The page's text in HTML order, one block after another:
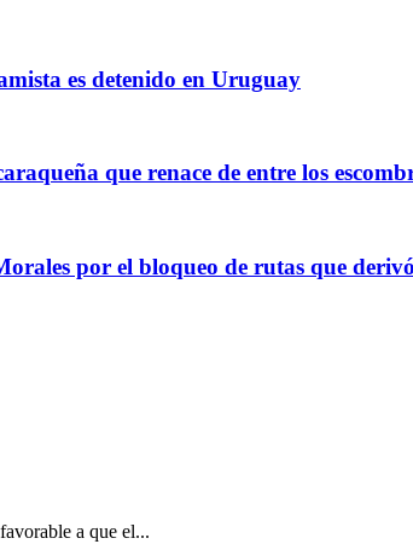
es detenido en Uruguay
que renace de entre los
por el bloqueo de rutas que
a que el...